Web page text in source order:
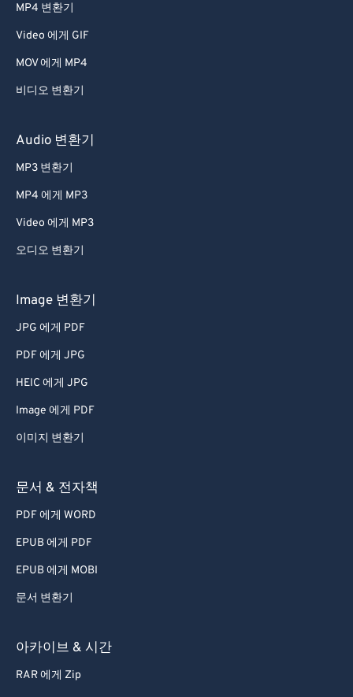
MP4 변환기
Video 에게 GIF
MOV 에게 MP4
비디오 변환기
Audio 변환기
MP3 변환기
MP4 에게 MP3
Video 에게 MP3
오디오 변환기
Image 변환기
JPG 에게 PDF
PDF 에게 JPG
HEIC 에게 JPG
Image 에게 PDF
이미지 변환기
문서 & 전자책
PDF 에게 WORD
EPUB 에게 PDF
EPUB 에게 MOBI
문서 변환기
아카이브 & 시간
RAR 에게 Zip